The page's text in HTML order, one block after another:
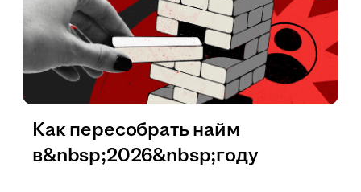
Как пересобрать найм
в&nbsp;2026&nbsp;году